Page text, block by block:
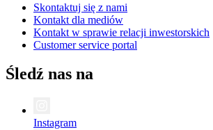
Skontaktuj się z nami
Kontakt dla mediów
Kontakt w sprawie relacji inwestorskich
Customer service portal
Śledź nas na
Instagram